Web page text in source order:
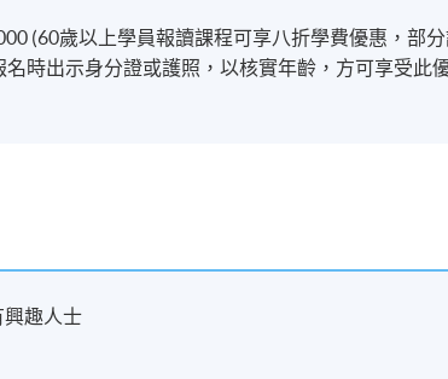
(60歲以上學員報讀課程可享八折學費優惠，部
名時出示身分證或護照，以核實年齡，方可享受此
趣人士